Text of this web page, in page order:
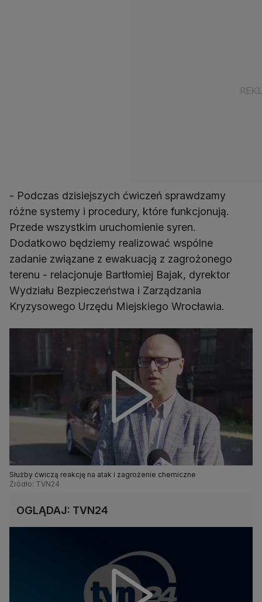
- Podczas dzisiejszych ćwiczeń sprawdzamy
różne systemy i procedury, które funkcjonują.
Przede wszystkim uruchomienie syren.
Dodatkowo będziemy realizować wspólne
zadanie związane z ewakuacją z zagrożonego
terenu - relacjonuje Bartłomiej Bajak, dyrektor
Wydziału Bezpieczeństwa i Zarządzania
Kryzysowego Urzędu Miejskiego Wrocławia.
Służby ćwiczą reakcję na atak i zagrożenie chemiczne
Źródło: TVN24
OGLĄDAJ: TVN24